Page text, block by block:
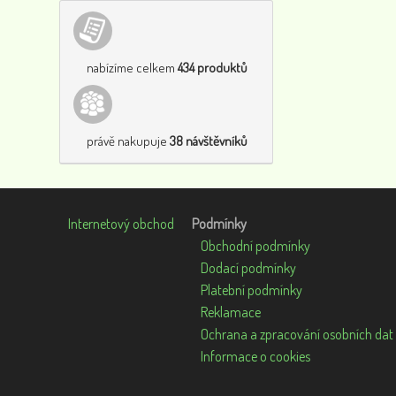
nabízíme celkem434 produktů
právě nakupuje38 návštěvníků
Internetový obchod
Podmínky
Obchodní podmínky
Dodací podmínky
Platební podmínky
Reklamace
Ochrana a zpracování osobních dat
Informace o cookies